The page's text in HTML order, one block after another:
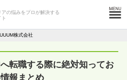
アの悩みをプロが解決する
UUUM株式会社
転職する際に絶対知ってお
報まとめ